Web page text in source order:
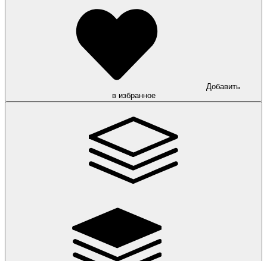
Добавить
в избранное